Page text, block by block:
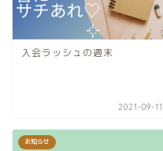
入会ラッシュの週末
2021-09-11
お知らせ